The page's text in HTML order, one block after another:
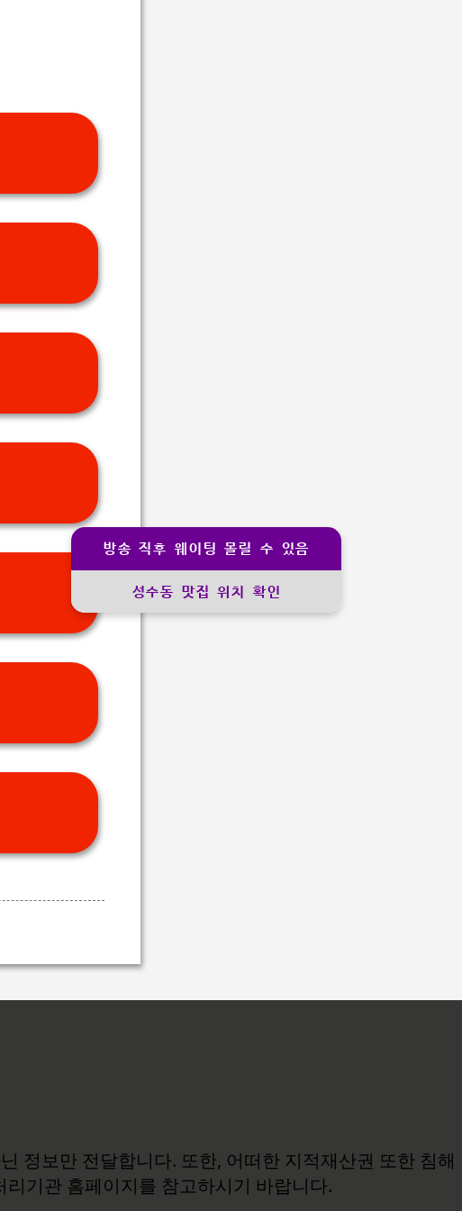
방송 직후 웨이팅 몰릴 수 있음
성수동 맛집 위치 확인
정보만 전달합니다. 또한, 어떠한 지적재산권 또한 침해
기관 홈페이지를 참고하시기 바랍니다.